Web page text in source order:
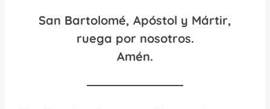
San Bartolomé, Apóstol y Mártir,
ruega por nosotros.
Amén.